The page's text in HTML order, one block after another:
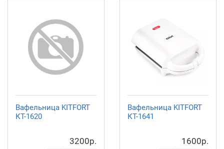
Вафельница KITFORT
КТ-1620
3200р.
Вафельница KITFORT
КТ-1641
1600р.